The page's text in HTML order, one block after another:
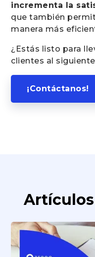
incrementa la
que también
manera más
¿Estás listo para
clientes al
¡Contáctanos!